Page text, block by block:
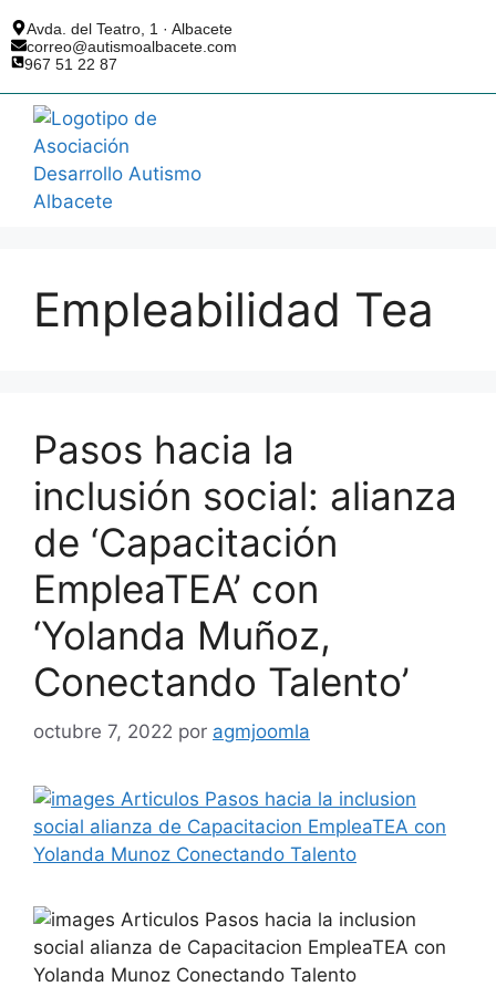
Avda. del Teatro, 1 · Albacete
correo@autismoalbacete.com
967 51 22 87
Empleabilidad Tea
Pasos hacia la
inclusión social: alianza
de ‘Capacitación
EmpleaTEA’ con
‘Yolanda Muñoz,
Conectando Talento’
octubre 7, 2022 por agmjoomla